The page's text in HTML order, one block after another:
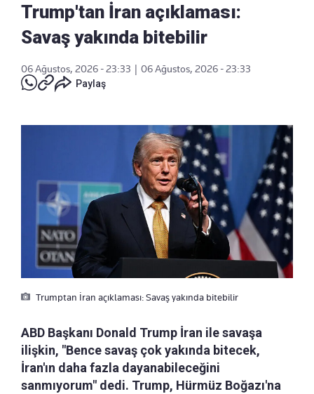
Trump'tan İran açıklaması:
Savaş yakında bitebilir
06 Ağustos, 2026 - 23:33
06 Ağustos, 2026 - 23:33
Paylaş
Trumptan İran açıklaması: Savaş yakında bitebilir
ABD Başkanı Donald Trump İran ile savaşa
ilişkin, "Bence savaş çok yakında bitecek,
İran'ın daha fazla dayanabileceğini
sanmıyorum" dedi. Trump, Hürmüz Boğazı'na